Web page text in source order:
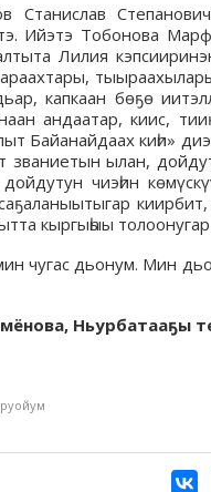
Станислав
Ийэтэ Тобонова
Лилия
капкаан бөҕө
андаатар, киис,
Байанайдаах киһи»
званиетын ылан,
чиэһин
киирбит,
кыргыһыы
чугас дьонум. Мин
Ньурбатааҕы